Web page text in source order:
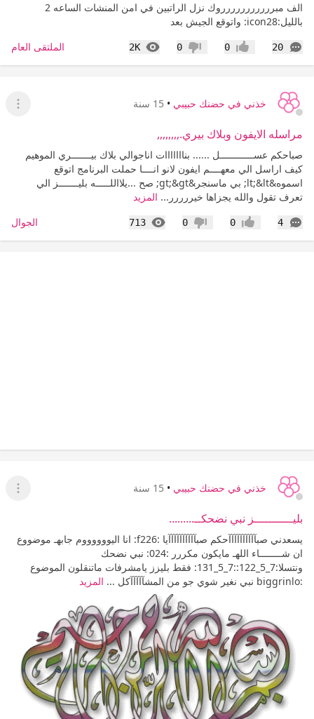
الف مبررررررررررروك نزل الراتبين في امن المنشات الساعه 2
بالليل:icon28: واتوقع الجيش بعد
20
التعليقات إعجاب0 عدم إعجاب
0
2K
المشاهدات الملتقى العام
خذني في حضنك حبيبي • 15 سنة
عرض
مراسله الايفون وبلاك بيري.,,,,,,,,
صباحكم عســــــــــــل ...... بنااااااات اناجوالي بلاك بيـــــــري الموهيم
كيف اراسل الي معهــــم ايفون لانو انــــا حملت البرنامج اتوقع
اسموه&lt;&lt; بي ماسنجر&gt;&gt; صح ...يلااللـــــه بليـــــــز الي
تعرف تقول والله يجزاها خيررررر... المزيد
4
التعليقات إعجاب0 عدم إعجاب
0
713
المشاهدات الجوال
خذني في حضنك حبيبي • 15 سنة
عرض
بليـــــــــــز نبي نضحكــ.........
يسعدني صبآآآآآآآآآآحكم صبآآآآآآآآآآيا :f226: انا اليووووووم جابهـ موضووع
ان شــــــــاء اللهـ مايكون مكررر :024: نبي نضحك
ونتسلا:7_5_122::7_5_131: فقط بليزز يامشرفات ماتنقلون الموضوع
:biggrinlo نبي نغير شوي جو من المشآآآآآكل ...
المزيد